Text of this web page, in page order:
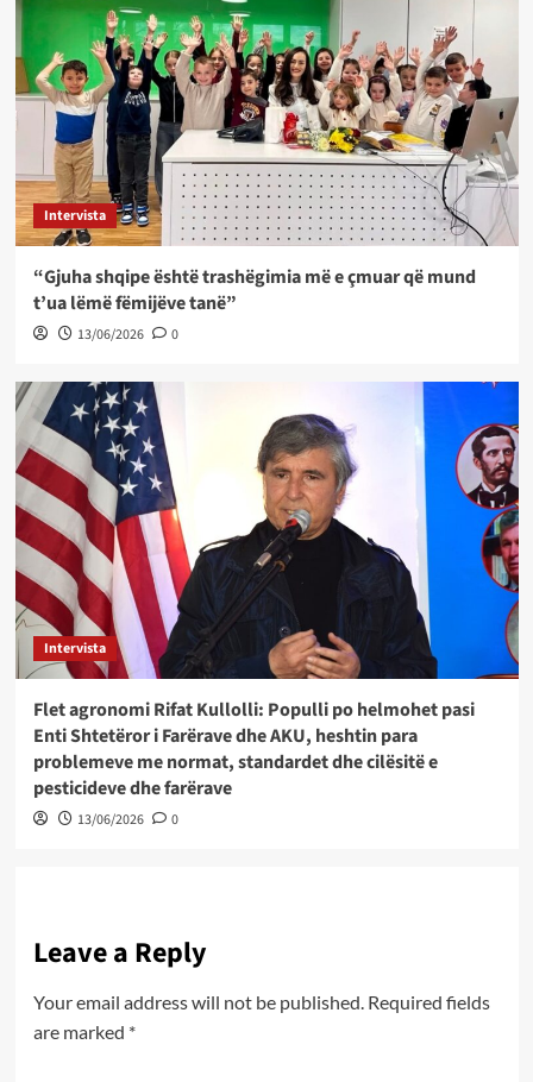
Intervista
“Gjuha shqipe është trashëgimia më e çmuar që mund
t’ua lëmë fëmijëve tanë”
13/06/2026 0
Intervista
Flet agronomi Rifat Kullolli: Populli po helmohet pasi
Enti Shtetëror i Farërave dhe AKU, heshtin para
problemeve me normat, standardet dhe cilësitë e
pesticideve dhe farërave
13/06/2026 0
Leave a Reply
Your email address will not be published. Required fields
are marked *